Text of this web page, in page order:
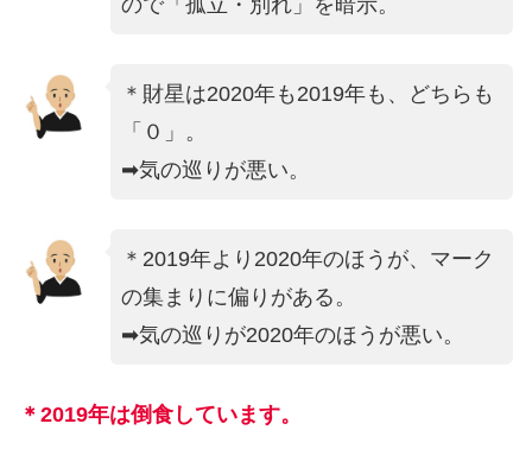
ので「孤立・別れ」を暗示。
＊財星は2020年も2019年も、どちらも
「０」。
➡気の巡りが悪い。
＊2019年より2020年のほうが、マーク
の集まりに偏りがある。
➡気の巡りが2020年のほうが悪い。
＊2019年は倒食しています。